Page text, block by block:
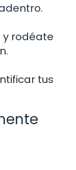
y rodéate
tus